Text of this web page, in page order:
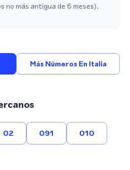
no más antigua de 6 meses).
Más Números En Italia
02 091 010